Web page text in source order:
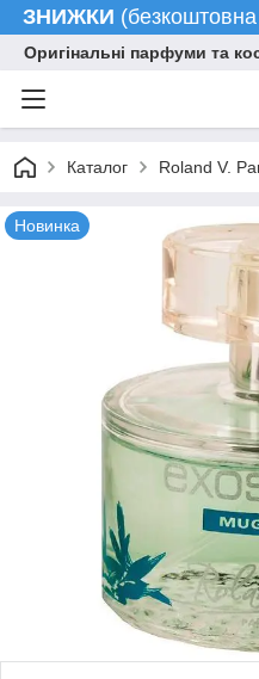
ЗНИЖКИ
Оригінальні парфуми та
Каталог Roland V.
Новинка